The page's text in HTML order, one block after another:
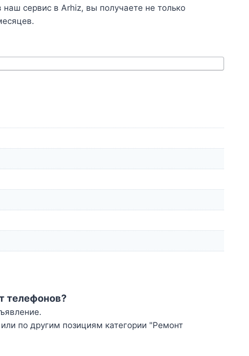
сервис в Arhiz, вы получаете не только
телефонов?
по другим позициям категории "Ремонт